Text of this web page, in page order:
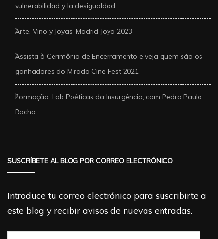
vulnerabilidad y la desigualdad
Arte, Vino y Joyas: Madrid Joya 2023
Assista à Cerimônia de Encerramento e veja quem são os
ganhadores do Mirada Cine Fest 2021
Formação: Lab Poéticas da Insurgência, com Pedro Paulo
Rocha
SUSCRÍBETE AL BLOG POR CORREO ELECTRÓNICO
Introduce tu correo electrónico para suscribirte a
este blog y recibir avisos de nuevas entradas.